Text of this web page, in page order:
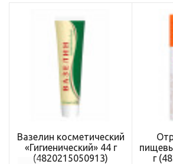
Вазелин косметический
«Гигиенический» 44 г
(4820215050913)
г